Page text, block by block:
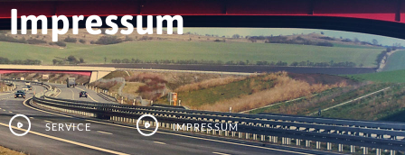
Impressum
Service Impressum